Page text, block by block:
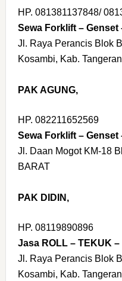
HP. 081381137848/
Sewa Forklift –
Jl. Raya Perancis Blok
Kosambi, Kab.
PAK AGUNG,
HP. 082211652569
Sewa Forklift –
Jl. Daan Mogot KM-18
BARAT
PAK DIDIN,
HP. 08119890896
Jasa ROLL – TEKUK –
Jl. Raya Perancis Blok
Kosambi, Kab.